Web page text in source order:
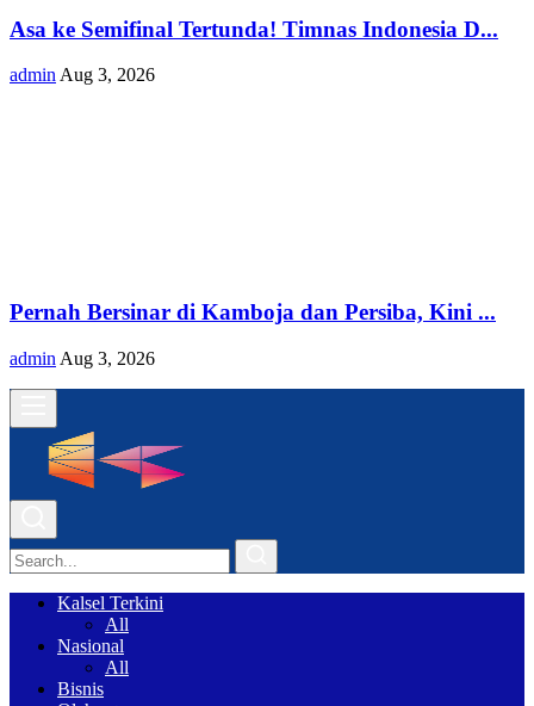
Asa ke Semifinal Tertunda! Timnas Indonesia D...
adminAug 3, 2026
Pernah Bersinar di Kamboja dan Persiba, Kini ...
admin Aug 3, 2026
Kalsel Terkini
All
Nasional
All
Bisnis